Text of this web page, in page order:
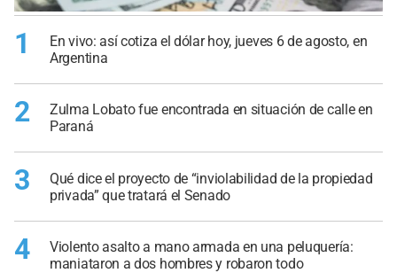
1
En vivo: así cotiza el dólar hoy, jueves 6 de agosto, en
Argentina
2
Zulma Lobato fue encontrada en situación de calle en
Paraná
3
Qué dice el proyecto de “inviolabilidad de la propiedad
privada” que tratará el Senado
4
Violento asalto a mano armada en una peluquería:
maniataron a dos hombres y robaron todo